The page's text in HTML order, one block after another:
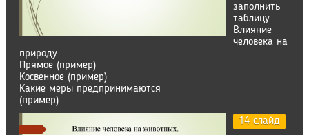
заполнить
таблицу
Влияние
человека на
природу
Прямое (пример)
Косвенное (пример)
Какие меры предпринимаются
(пример)
14 слайд